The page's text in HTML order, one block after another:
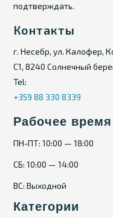
подтверждать.
Контакты
г. Несебр, ул. Калофер,
С1, 8240 Солнечный
Tel:
+359 88 330 8339
Рабочее время
ПН-ПТ: 10:00 — 18:00
СБ: 10:00 — 14:00
ВС: Выходной
Категории